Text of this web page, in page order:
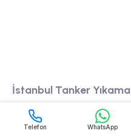
İstanbul Tanker Yıkama
Tekirdağ Tanker Yıkama
Edirne Tanker Yıkama
Telefon WhatsApp